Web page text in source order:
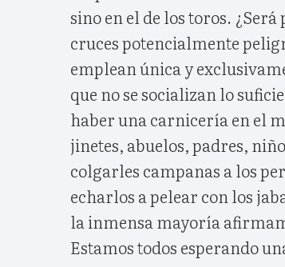
sino en el de los toros.
cruces potencialmente
emplean única y
que no se socializan lo
haber una carnicería en el
jinetes, abuelos, padres,
colgarles campanas a los
echarlos a pelear con los
la inmensa mayoría
Estamos todos esperando